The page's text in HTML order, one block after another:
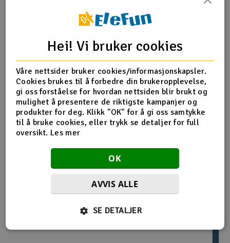
Radioutstyr
Raketter
Smarthjem, lek & hobby
Solenergi
Sparkesykler & elkjøretøy
Verktøy, utstyr & tilbehør
Produktinfo Tips en venn Anmeldelser
Produktinformasjon
Jeti Softpad for Tray Carbon Design
Flere så også på
Hei! Vi bruker cookies
Våre nettsider bruker cookies/informasjonskapsler.
Cookies brukes til å forbedre din brukeropplevelse,
gi oss forståelse for hvordan nettsiden blir brukt og
mulighet å presentere de riktigste kampanjer og
produkter for deg. Klikk "OK" for å gi oss samtykke
til å bruke cookies, eller trykk se detaljer for full
oversikt. Les mer
OK
AVVIS ALLE
SE DETALJER